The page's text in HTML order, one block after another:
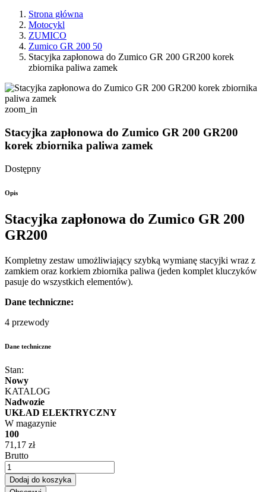
Strona główna
Motocykl
ZUMICO
Zumico GR 200 50
Stacyjka zapłonowa do Zumico GR 200 GR200 korek
zbiornika paliwa zamek
zoom_in
Stacyjka zapłonowa do Zumico GR 200 GR200
korek zbiornika paliwa zamek
Dostępny
Opis
Stacyjka zapłonowa do Zumico GR 200
GR200
Kompletny zestaw umożliwiający szybką wymianę stacyjki wraz z
zamkiem oraz korkiem zbiornika paliwa (jeden komplet kluczyków
pasuje do wszystkich elementów).
Dane techniczne:
4 przewody
Dane techniczne
Stan:
Nowy
KATALOG
Nadwozie
UKŁAD ELEKTRYCZNY
W magazynie
100
71,17 zł
Brutto
Dodaj do koszyka